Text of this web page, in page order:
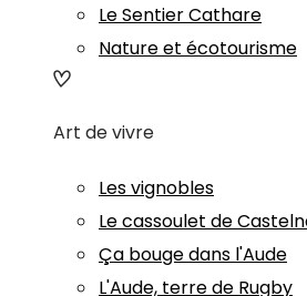
Le Sentier Cathare
Nature et écotourisme
Art de vivre
Les vignobles
Le cassoulet de
Ça bouge dans l'Aude
L'Aude, terre de Rugby